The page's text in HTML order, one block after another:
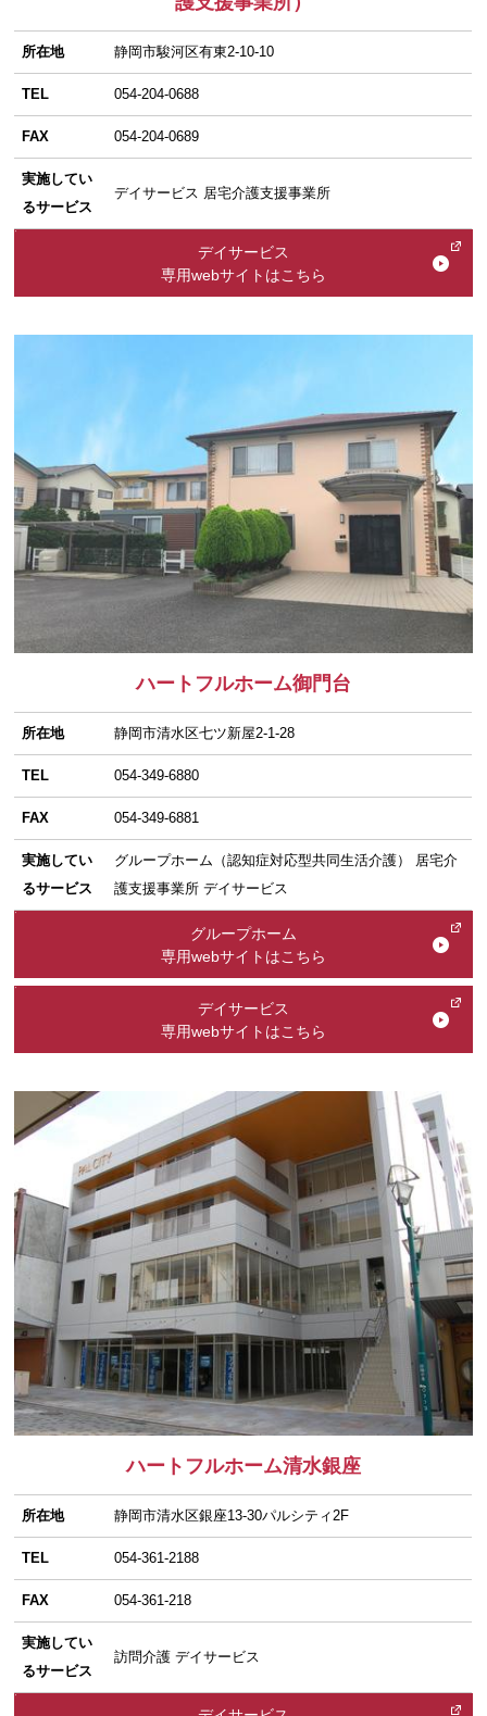
所在地 静岡市駿河区有東2-10-10
TEL 054-204-0688
FAX 054-204-0689
実施してい
るサービス
デイサービス 居宅介護支援事業所
デイサービス
専用webサイトはこちら
ハートフルホーム御門台
所在地 静岡市清水区七ツ新屋2-1-28
TEL 054-349-6880
FAX 054-349-6881
実施してい
るサービス
グループホーム（認知症対応型共同生活介護） 居宅介
護支援事業所 デイサービス
グループホーム
専用webサイトはこちら
デイサービス
専用webサイトはこちら
ハートフルホーム清水銀座
所在地 静岡市清水区銀座13-30パルシティ2F
TEL 054-361-2188
FAX 054-361-218
実施してい
るサービス
訪問介護 デイサービス